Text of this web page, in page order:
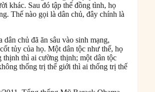
khác. Sau đó tập thể đồng tình, họ
Thế nào gọi là dân chủ, đây chính là
dân chủ đã ăn sâu vào sinh mạng,
tủy của họ. Một dân tộc như thế, họ
thịnh thì ai cường thịnh; một dân tộc
thống trị thế giới thì ai thống trị thế